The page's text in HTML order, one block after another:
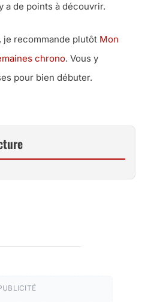
a de points à découvrir.
je recommande plutôt Mon
chrono. Vous y
pour bien débuter.